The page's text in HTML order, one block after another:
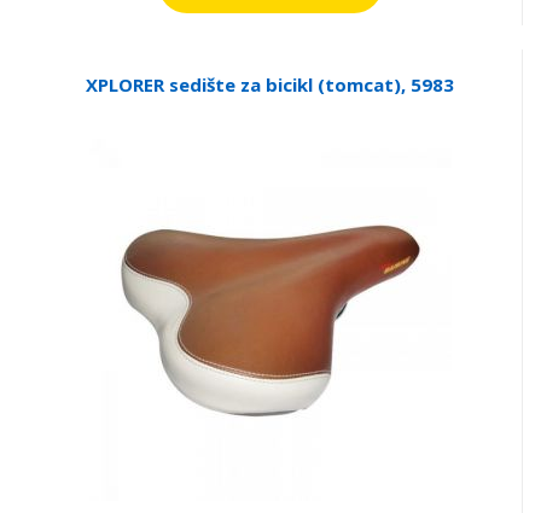
XPLORER sedište za bicikl (tomcat), 5983